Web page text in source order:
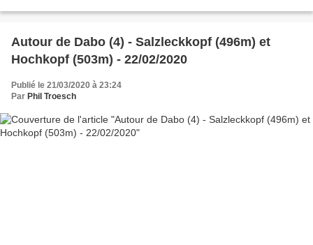
Autour de Dabo (4) - Salzleckkopf (496m) et
Hochkopf (503m) - 22/02/2020
Publié le 21/03/2020 à 23:24
Par Phil Troesch